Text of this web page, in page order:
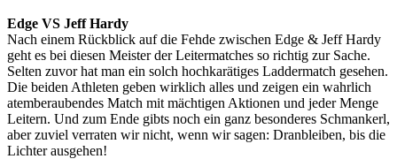
Edge VS Jeff Hardy
Nach einem Rückblick auf die Fehde zwischen Edge & Jeff Hardy
geht es bei diesen Meister der Leitermatches so richtig zur Sache.
Selten zuvor hat man ein solch hochkarätiges Laddermatch gesehen.
Die beiden Athleten geben wirklich alles und zeigen ein wahrlich
atemberaubendes Match mit mächtigen Aktionen und jeder Menge
Leitern. Und zum Ende gibts noch ein ganz besonderes Schmankerl,
aber zuviel verraten wir nicht, wenn wir sagen: Dranbleiben, bis die
Lichter ausgehen!